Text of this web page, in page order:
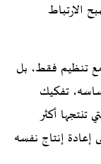
الارتباط
تنظيم فقط، بل
تفكيك
تنتجها أكثر
إنتاج نفسه